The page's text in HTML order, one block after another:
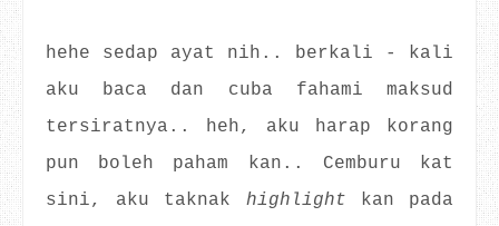
hehe sedap ayat nih.. berkali - kali
aku baca dan cuba fahami maksud
tersiratnya.. heh, aku harap korang
pun boleh paham kan.. Cemburu kat
sini, aku taknak highlight kan pada